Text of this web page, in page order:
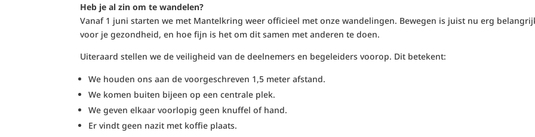
Heb je al zin om te wandelen?
Vanaf 1 juni starten we met Mantelkring weer officieel met onze wandelingen. Bewegen is juist nu erg
voor je gezondheid, en hoe fijn is het om dit samen met anderen te doen.
Uiteraard stellen we de veiligheid van de deelnemers en begeleiders voorop. Dit betekent:
We houden ons aan de voorgeschreven 1,5 meter afstand.
We komen buiten bijeen op een centrale plek.
We geven elkaar voorlopig geen knuffel of hand.
Er vindt geen nazit met koffie plaats.